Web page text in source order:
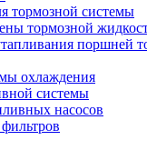
тормозной системы
тормозной
поршней
охлаждения
системы
насосов